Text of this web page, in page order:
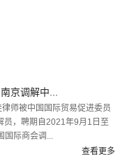
京调解中...
师被中国国际贸易促进委员
员，聘期自2021年9月1日至
际商会调...
查看更多